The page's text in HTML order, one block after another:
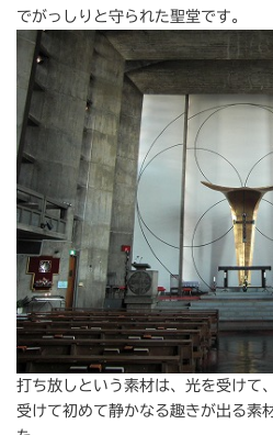
でがっしりと守られた聖堂です。
打ち放しという素材は、光を受けて
受けて初めて静かなる趣きが出る素